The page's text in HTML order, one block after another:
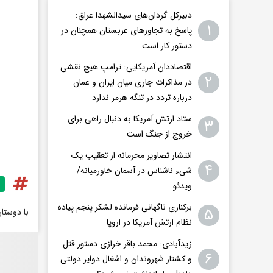
با
۱
دبیرکل گردان‌های سیدالشهدا عراق:
پاسخ به تجاوزهای عربستان همچنان در
دستور کار است
۲
اقتصاددان آمریکایی: ترامپ هیچ نقشی
در مذاکرات جاری میان ایران و عمان
درباره تردد در تنگه هرمز ندارد
۳
ستاد ارتش آمریکا به دنبال راهی برای
خروج از جنگ است
۴
انتشار تصاویر محرمانه از تعقیب یک
شیء ناشناس در آسمان خاورمیانه/
ویدئو
۵
برکناری ناگهانی فرمانده لشکر پنجم پیاده‌
نظام ارتش آمریکا در اروپا
۶
زیدآبادی: محمد باقر خرازی دستور قتل
و کشتار شهروندان و اشغال دوایر دولتی